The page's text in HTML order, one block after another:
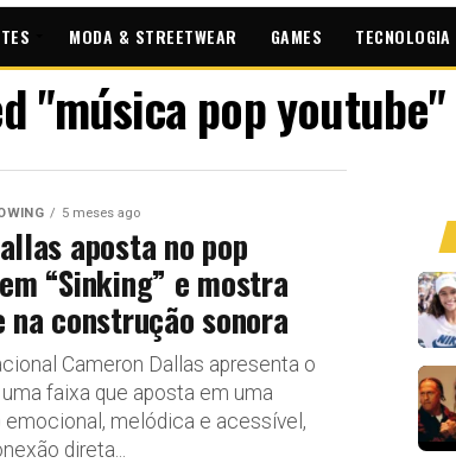
MODA & STREETWEAR GAMES TECNOLOGIA
"música pop youtube"
5 meses ago
aposta no pop
“Sinking” e mostra
na construção sonora
Cameron Dallas apresenta o
uma faixa que aposta em uma
melódica e acessível,
direta...